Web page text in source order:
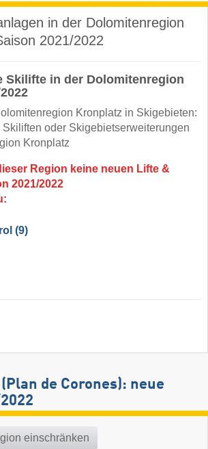
in der Dolomitenregion
2021/2022
Skilifte in der Dolomitenregion
Kronplatz in Skigebieten:
oder Skigebietserweiterungen
Kronplatz
Region keine neuen Lifte &
2021/2022
(9)
de Corones): neue
einschränken